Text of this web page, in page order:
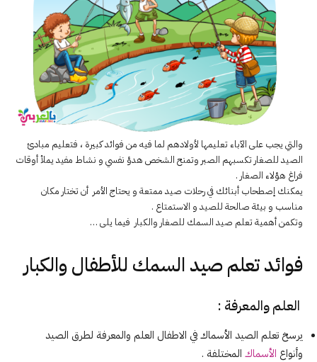
والتي يجب على الآباء تعليمها لأولادهم لما فيه من فوائد كبيرة ، فتعليم مبادئ
الصيد للصغار تكسبهم الصبر وتمنح الشخص هدؤ نفسي و نشاط مفيد يملأ أوقات
فراغ هؤلاء الصغار .
يمكنك إصطحاب أبنائك في رحلات صيد ممتعة و يحتاج الأمر أن تختار مكان
مناسب و بيئة صالحة للصيد و الاستمتاع .
وتكمن أهمية تعلم صيد السمك للصغار والكبار فيما يلى …
فوائد تعلم صيد السمك للأطفال والكبار
العلم والمعرفة :
يرسخ تعلم الصيد الأسماك في الاطفال العلم والمعرفة لطرق الصيد
وأنواع الأسماك المختلفة .